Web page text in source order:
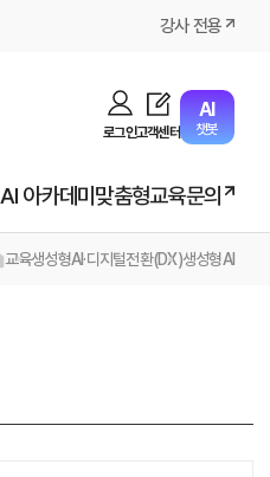
강사 전용
로그인고객센터
AI
챗봇
AI 아카데미맞춤형교육문의
교육생성형AI·디지털전환(DX)생성형AI